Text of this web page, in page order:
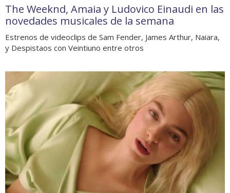
The Weeknd, Amaia y Ludovico Einaudi en las
novedades musicales de la semana
Estrenos de videoclips de Sam Fender, James Arthur, Naiara,
y Despistaos con Veintiuno entre otros